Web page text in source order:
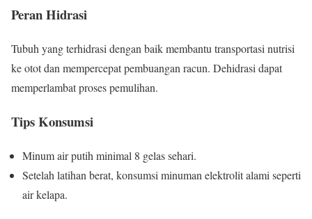
Peran Hidrasi
Tubuh yang terhidrasi dengan baik membantu transportasi nutrisi
ke otot dan mempercepat pembuangan racun. Dehidrasi dapat
memperlambat proses pemulihan.
Tips Konsumsi
Minum air putih minimal 8 gelas sehari.
Setelah latihan berat, konsumsi minuman elektrolit alami seperti
air kelapa.